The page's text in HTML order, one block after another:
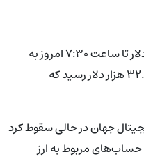
قیمت بیت‌کوین از حدود ۳۵.۴ هزار دلار تا ساعت ۷:۳۰ امروز به
وقت تهران با افت ۸.۴۹ درصدی به ۳۲.۷ هزار دلار رسید که
جهان در حالی سقوط کرد
حساب‌های مربوط به ارز